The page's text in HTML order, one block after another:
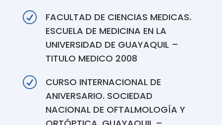
R
FACULTAD DE CIENCIAS MEDICAS.
ESCUELA DE MEDICINA EN LA
UNIVERSIDAD DE GUAYAQUIL –
TITULO MEDICO 2008
R
CURSO INTERNACIONAL DE
ANIVERSARIO. SOCIEDAD
NACIONAL DE OFTALMOLOGÍA Y